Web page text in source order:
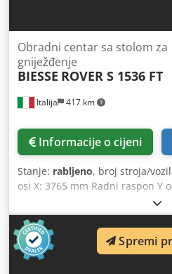
Italija 417 km
Obradni centar sa stolom za
gniježđenje
BIESSE ROVER S 1536 FT
Informacije o cijeni
Stanje: rabljeno, broj stroja/
osi X: 3765 mm Radni raspon Y
stol za gniježđenje Snaga
kontrolirane osi: 3 osi Broj
za alat: 12 Dwedpfx Aju
Spremi